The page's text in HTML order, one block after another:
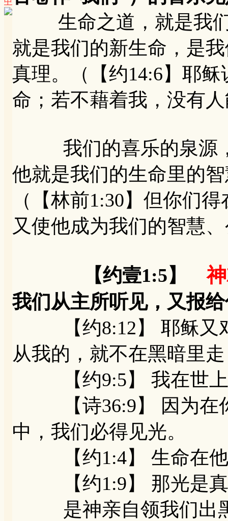
生命之道，就是我们
就是我们的新生命，是
真理。（【约14:6】耶
命；若不藉着我，没有
我们的喜乐的泉源，
他就是我们的生命里的
（【林前1:30】但你
又使他成为我们的智慧
【约壹1:5】 神
我们从主所听见，又报
【约8:12】 耶稣又对
从我的，就不在黑暗里
【约9:5】 我在世上
【诗36:9】 因为在你
中，我们必得见光。
【约1:4】 生命在他
【约1:9】 那光是真
是神亲自领我们出黑